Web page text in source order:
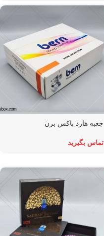
جعبه هارد باکس برن
تماس بگیرید